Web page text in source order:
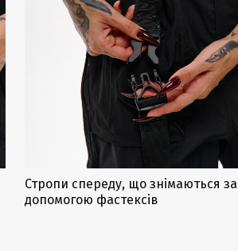
Стропи спереду, що знімаються за
допомогою фастексів